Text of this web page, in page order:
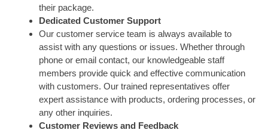
their package.
Dedicated Customer Support
Our customer service team is always available to
assist with any questions or issues. Whether through
phone or email contact, our knowledgeable staff
members provide quick and effective communication
with customers. Our trained representatives offer
expert assistance with products, ordering processes, or
any other inquiries.
Customer Reviews and Feedback